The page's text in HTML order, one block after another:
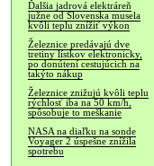
Ďalšia jadrová elektráreň
južne od Slovenska musela
kvôli teplu znížiť výkon
Železnice predávajú dve
tretiny lístkov elektronicky,
po donútení cestujúcich na
takýto nákup
Železnice znižujú kvôli teplu
rýchlosť iba na 50 km/h,
spôsobuje to meškanie
NASA na diaľku na sonde
Voyager 2 úspešne znížila
spotrebu